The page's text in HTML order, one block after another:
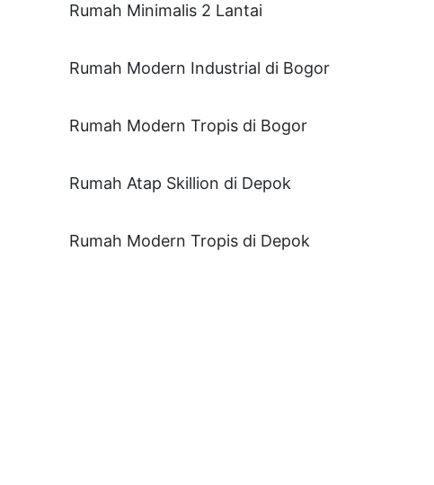
Rumah Minimalis 2 Lantai
Rumah Modern Industrial di Bogor
Rumah Modern Tropis di Bogor
Rumah Atap Skillion di Depok
Rumah Modern Tropis di Depok